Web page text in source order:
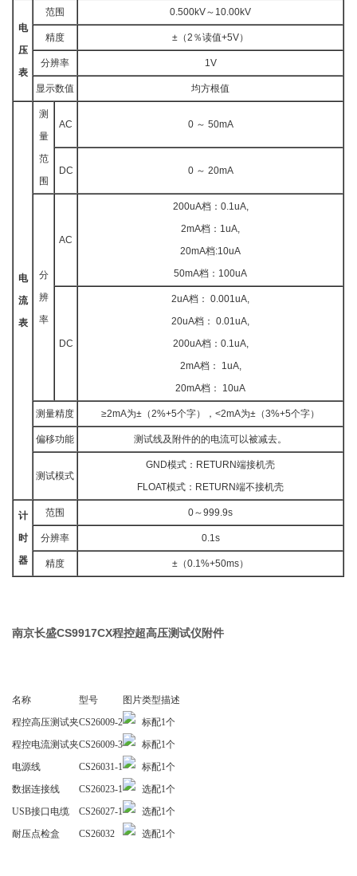
电
压
表
范围 0.500kV～10.00kV
精度 ±（2％读值+5V）
分辨率 1V
显示数值 均方根值
电
流
表
测
量
范
围
AC 0 ～ 50mA
DC 0 ～ 20mA
分
辨
率
AC
200uA档：0.1uA,
2mA档：1uA,
20mA档:10uA
50mA档：100uA
DC
2uA档： 0.001uA,
20uA档： 0.01uA,
200uA档：0.1uA,
2mA档： 1uA,
20mA档： 10uA
测量精度 ≥2mA为±（2%+5个字），<2mA为±（3%+5个字）
偏移功能 测试线及附件的的电流可以被减去。
测试模式
GND模式：RETURN端接机壳
FLOAT模式：RETURN端不接机壳
计
时
器
范围 0～999.9s
分辨率 0.1s
精度 ±（0.1%+50ms）
南京长盛CS9917CX程控超高压测试仪附件
名称 型号 图片类型描述
程控高压测试夹CS26009-2 标配1个
程控电流测试夹CS26009-3 标配1个
电源线
CS26031-1 标配1个
数据连接线
CS26023-1 选配1个
USB接口电缆
CS26027-1 选配1个
耐压点检盒
CS26032 选配1个